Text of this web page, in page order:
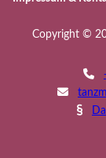
Copyright ©